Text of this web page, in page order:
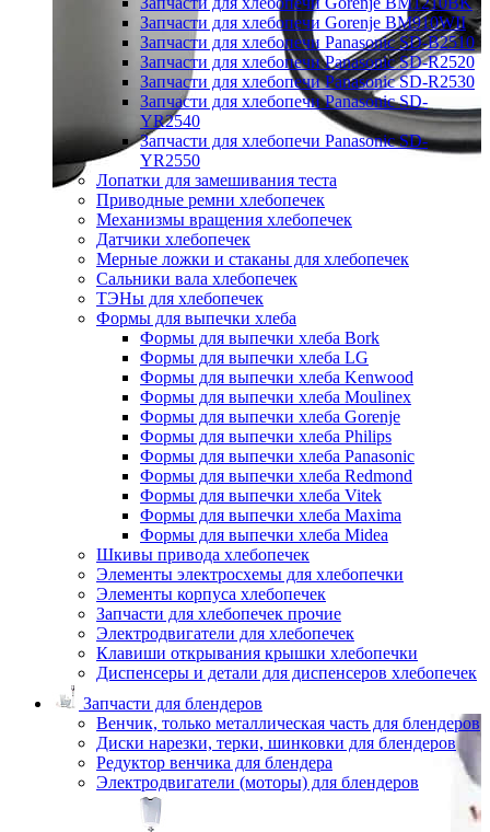
Запчасти для хлебопечи Gorenje BM910WII
Запчасти для хлебопечи Panasonic SD-B2510
Запчасти для хлебопечи Panasonic SD-R2520
Запчасти для хлебопечи Panasonic SD-R2530
Запчасти для хлебопечи Panasonic SD-
YR2540
Запчасти для хлебопечи Panasonic SD-
YR2550
Лопатки для замешивания теста
Приводные ремни хлебопечек
Механизмы вращения хлебопечек
Датчики хлебопечек
Мерные ложки и стаканы для хлебопечек
Сальники вала хлебопечек
ТЭНы для хлебопечек
Формы для выпечки хлеба
Формы для выпечки хлеба Bork
Формы для выпечки хлеба LG
Формы для выпечки хлеба Kenwood
Формы для выпечки хлеба Moulinex
Формы для выпечки хлеба Gorenje
Формы для выпечки хлеба Philips
Формы для выпечки хлеба Panasonic
Формы для выпечки хлеба Redmond
Формы для выпечки хлеба Vitek
Формы для выпечки хлеба Maxima
Формы для выпечки хлеба Midea
Шкивы привода хлебопечек
Элементы электросхемы для хлебопечки
Элементы корпуса хлебопечек
Запчасти для хлебопечек прочие
Электродвигатели для хлебопечек
Клавиши открывания крышки хлебопечки
Диспенсеры и детали для диспенсеров хлебопечек
Запчасти для блендеров
Венчик, только металлическая часть для блендеров
Диски нарезки, терки, шинковки для блендеров
Редуктор венчика для блендера
Электродвигатели (моторы) для блендеров